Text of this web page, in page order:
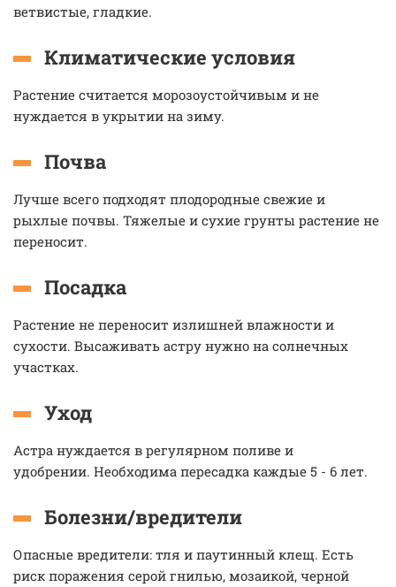
ветвистые, гладкие.
Климатические условия
Растение считается морозоустойчивым и не
нуждается в укрытии на зиму.
Почва
Лучше всего подходят плодородные свежие и
рыхлые почвы. Тяжелые и сухие грунты растение не
переносит.
Посадка
Растение не переносит излишней влажности и
сухости. Высаживать астру нужно на солнечных
участках.
Уход
Астра нуждается в регулярном поливе и
удобрении. Необходима пересадка каждые 5 - 6 лет.
Болезни/вредители
Опасные вредители: тля и паутинный клещ. Есть
риск поражения серой гнилью, мозаикой, черной